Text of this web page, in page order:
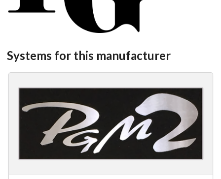
Drop your files on this page to
add to the current database item
Systems for this manufacturer